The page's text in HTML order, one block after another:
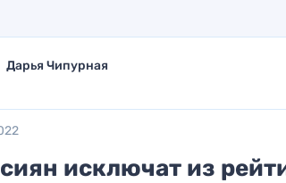
Дарья Чипурная
исключат из